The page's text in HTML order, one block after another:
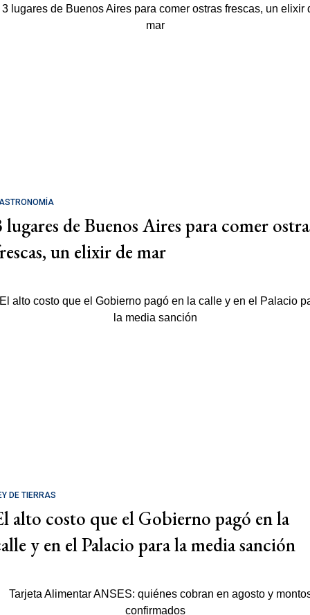
lugares de Buenos Aires para comer
un elixir de mar
DE TIERRAS
alto costo que el Gobierno pagó en la
y en el Palacio para la media sanción